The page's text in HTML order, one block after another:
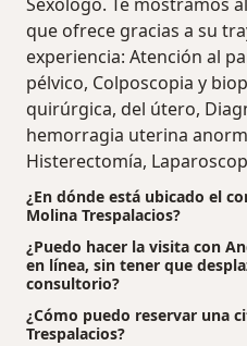
que ofrece gracias a su
experiencia: Atención al
pélvico, Colposcopia y
quirúrgica, del útero,
hemorragia uterina
Histerectomía,
¿En dónde está ubicado el
Molina Trespalacios?
¿Puedo hacer la visita con
en línea, sin tener que
consultorio?
¿Cómo puedo reservar una
Trespalacios?